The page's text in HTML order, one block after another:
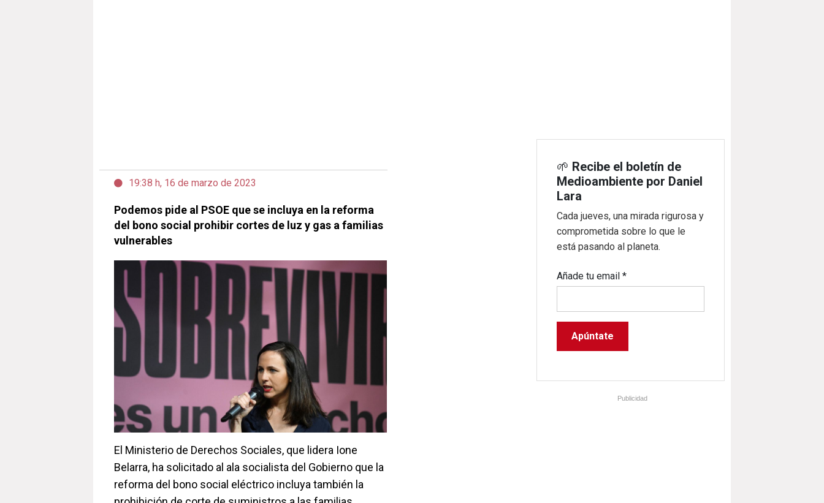
19:38 h, 16 de marzo de 2023
Podemos pide al PSOE que se incluya en la reforma
del bono social prohibir cortes de luz y gas a familias
vulnerables
El Ministerio de Derechos Sociales, que lidera Ione
Belarra, ha solicitado al ala socialista del Gobierno que la
reforma del bono social eléctrico incluya también la
🌱 Recibe el boletín de
Medioambiente por Daniel
Lara
Cada jueves, una mirada rigurosa y
comprometida sobre lo que le
está pasando al planeta.
Añade tu email*
Publicidad